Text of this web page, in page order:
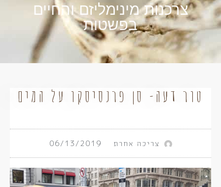
צרכנות מינימליזם והחיים
בפשטות
טור דעה- סן פרנסיסקו על המים
צריכה אחרת 06/13/2019